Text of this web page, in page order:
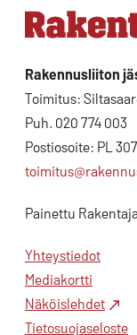
Rakennusliiton
Toimitus:
Puh. 020 774 003
Postiosoite: PL
Painettu
Yhteystiedot
Mediakortti
Näköislehdet
Tietosuojaseloste